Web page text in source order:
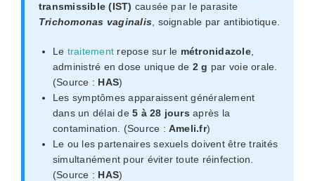
transmissible (IST) causée par le parasite
Trichomonas vaginalis , soignable par antibiotique.
Le traitement repose sur le métronidazole,
administré en dose unique de 2 g par voie orale.
(Source : HAS)
Les symptômes apparaissent généralement
dans un délai de5 à 28 jours après la
contamination. (Source : Ameli.fr)
Le ou les partenaires sexuels doivent être traités
simultanément pour éviter toute réinfection.
(Source : HAS)